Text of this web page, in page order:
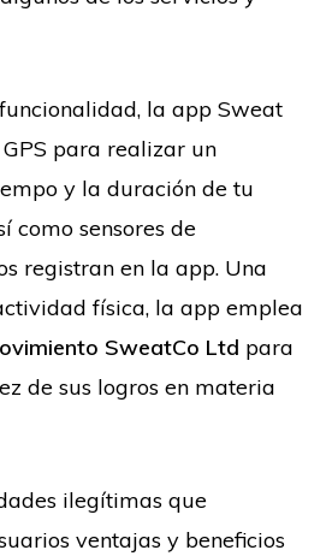
la app Sweat
para realizar un
y la duración de tu
como sensores de
registran en la app. Una
física, la app emplea
SweatCo Ltd para
de sus logros en materia
ilegítimas que
ventajas y beneficios